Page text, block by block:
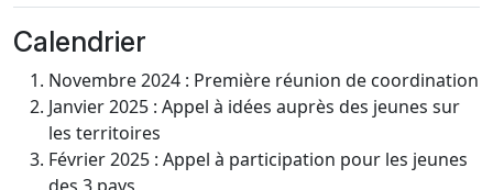
Calendrier
Novembre 2024 : Première réunion de coordination
Janvier 2025 : Appel à idées auprès des jeunes sur
les territoires
Février 2025 : Appel à participation pour les jeunes